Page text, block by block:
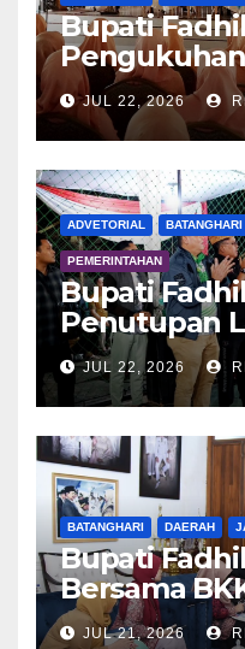
Bupati
Pengurus
2026
JUL 22, 2026
ADVETORIAL BATANGHARI
PEMERINTAHAN
Bupati
Penutupan
Tangguh
JUL 22, 2026
BATANGHARI DAERAH
Bupati
Bersama
Jambi
JUL 21, 2026